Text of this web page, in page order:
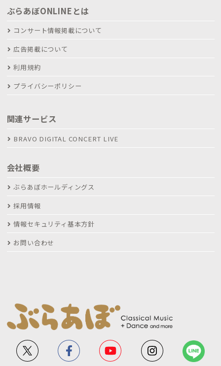
ぶらあぼONLINEとは
コンサート情報掲載について
広告掲載について
利用規約
プライバシーポリシー
関連サービス
BRAVO DIGITAL CONCERT LIVE
会社概要
ぶらあぼホールディングス
採用情報
情報セキュリティ基本方針
お問い合わせ